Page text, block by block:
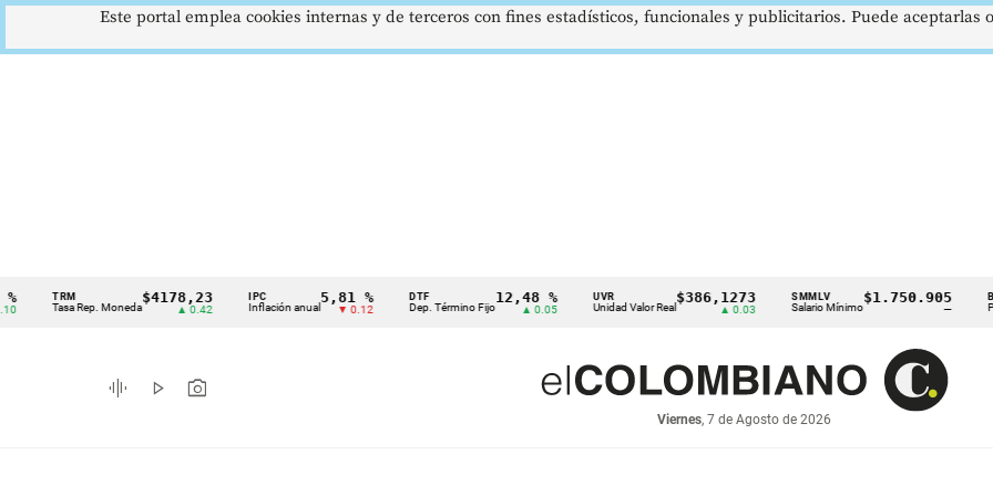
Cintillo
indicadores
económicos
TRM
Tasa Rep. Moneda
$4178,23
▲ 0.42
IPC
Inflación anual
5,81 %
▼ 0.12
DTF
Dep. Término Fijo
12,48 %
▲ 0.05
UVR
Unidad Valor Real
$386,1273
▲ 0.03
SMMLV
Salario Mínimo
$1.750.905 BRENT
Petróleo
graphic_eq play_arrow photo_camera
Viernes, 7 de Agosto de 2026
Este portal emplea cookies internas y de terceros con fines estadísticos, funcionales y publicitarios. Puede aceptarlas